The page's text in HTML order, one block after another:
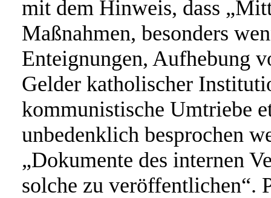
mit dem Hinweis, dass
Maßnahmen, besonders
Enteignungen, Aufhebung
Gelder katholischer
kommunistische Umtriebe
unbedenklich besprochen
„Dokumente des internen
solche zu veröffentlichen“.